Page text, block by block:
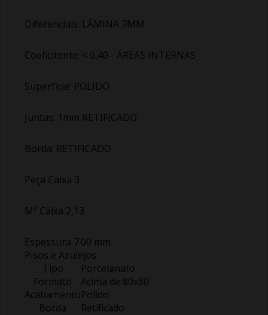
Diferenciais: LÂMINA 7MM
Coeficitente: < 0,40 - ÁREAS INTERNAS
Superfície: POLIDO
Juntas: 1mm RETIFICADO
Borda: RETIFICADO
Peça Caixa 3
M² Caixa 2,13
Espessura 7.00 mm
Pisos e Azulejos
Tipo
Porcelanato
Formato
Acima de 80x80
AcabamentoPolido
Borda
Retificado